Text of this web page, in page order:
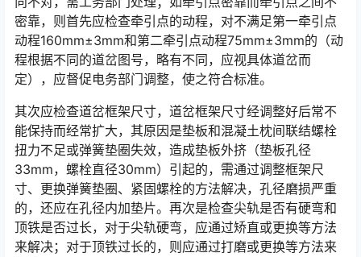
密靠，则首先应检查牵引点的动程，对不满足第一牵引点
动程160mm±3mm和第二牵引点动程75mm±3mm的（动
程根据不同的道岔图号，略有不同，应视具体道岔而
定），应督促电务部门调整，使之符合标准。󠅅󠅃󠄵󠅂󠄪󠇖󠆨󠆨󠇕󠆞󠆒󠅬󠇘󠆭󠆘󠇙󠆝󠅵󠇗󠆭󠆁󠄐󠇗󠅹󠅸󠇖󠆍󠅳󠇖󠅹󠅰󠇖󠆌󠅹
其次应检查道岔框架尺寸，道岔框架尺寸经调整好后常不
能保持而经常扩大，其原因是垫板和混凝土枕间联结螺栓
扭力不足或弹簧垫圈失效，造成垫板外挤（垫板孔径
33mm，螺栓直径30mm）引起的，需通过调整框架尺
寸、更换弹簧垫圈、紧固螺栓的方法解决，孔径磨损严重
的，还应在孔径内加垫片。再次是检查尖轨是否有硬弯和
顶铁是否过长，对于尖轨硬弯，应通过矫直或更换等方法
来解决；对于顶铁过长的，则应通过打磨或更换等方法来